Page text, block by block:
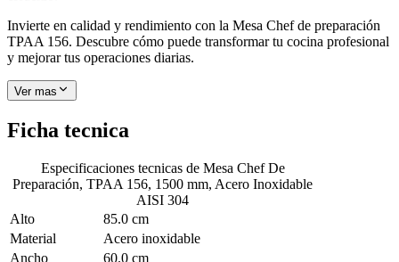
Invierte en calidad y rendimiento con la Mesa Chef de preparación
TPAA 156. Descubre cómo puede transformar tu cocina profesional
y mejorar tus operaciones diarias.
Ver mas
Ficha tecnica
Especificaciones tecnicas de Mesa Chef De
Preparación, TPAA 156, 1500 mm, Acero Inoxidable
AISI 304
Alto
85.0 cm
Material
Acero inoxidable
Ancho
60.0 cm